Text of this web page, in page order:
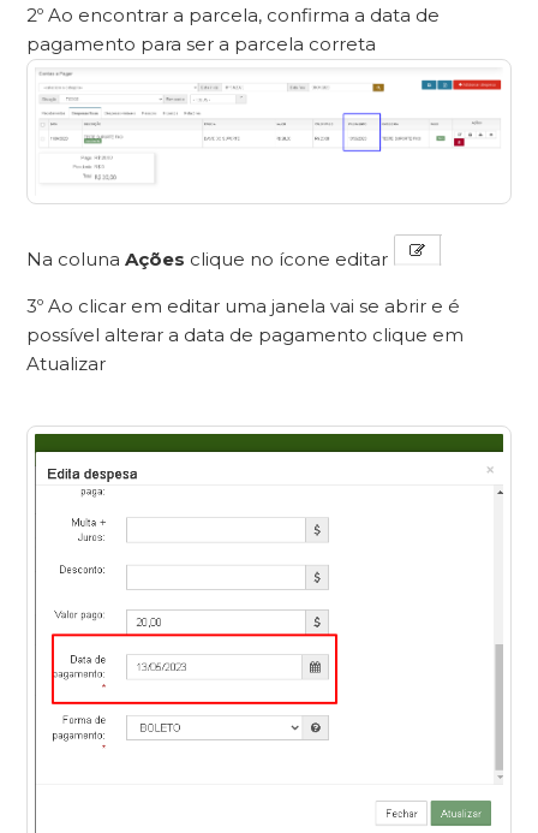
2º Ao encontrar a parcela, confirma a data de
pagamento para ser a parcela correta
Na colunaAções clique no ícone editar
3º Ao clicar em editar uma janela vai se abrir e é
possível alterar a data de pagamento clique em
Atualizar